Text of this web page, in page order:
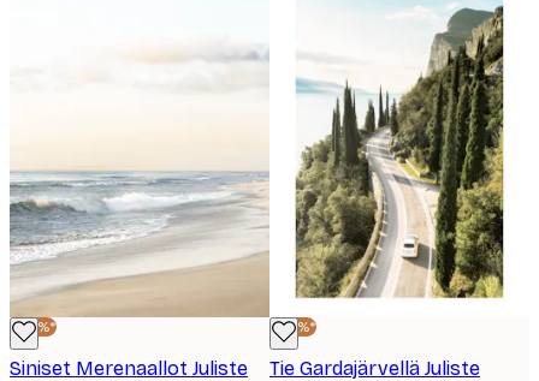
-40%*
Siniset Merenaallot Juliste
-40%*
Tie Gardajärvellä Juliste